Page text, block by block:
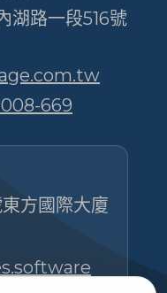
湖路一段516號
669
方國際大廈